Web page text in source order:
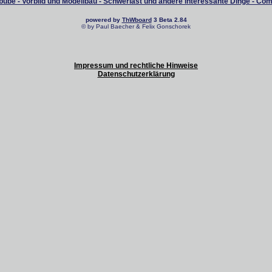
powered by ThWboard3 Beta 2.84
© by Paul Baecher & Felix Gonschorek
Impressum und rechtliche Hinweise
Datenschutzerklärung